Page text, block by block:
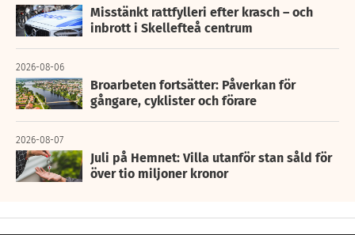
Misstänkt rattfylleri efter krasch – och
inbrott i Skellefteå centrum
2026-08-06
Broarbeten fortsätter: Påverkan för
gångare, cyklister och förare
2026-08-07
Juli på Hemnet: Villa utanför stan såld för
över tio miljoner kronor